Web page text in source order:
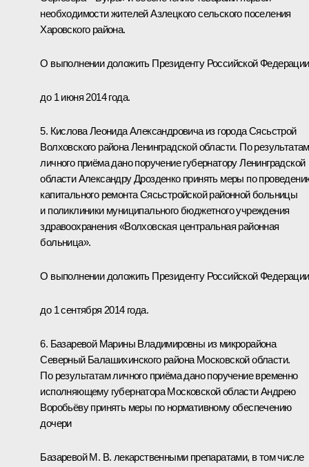
необходимости жителей Азлецкого сельского поселения
Харовского района.
О выполнении доложить Президенту Российской Федерации
до 1 июня 2014 года.
5. Кислова Леонида Александровича из города Сясьстрой
Волховского района Ленинградской области. По результатам
личного приёма дано поручение губернатору Ленинградской
области Александру Дрозденко принять меры по
капитального ремонта Сясьстройской районной больницы
и поликлиники муниципального бюджетного учреждения
здравоохранения «Волховская центральная районная
больница».
О выполнении доложить Президенту Российской Федерации
до 1 сентября 2014 года.
6. Базаревой Марины Владимировны из микрорайона
Северный Балашихинского района Московской области.
По результатам личного приёма дано поручение временно
исполняющему губернатора Московской области Андрею
Воробьёву принять меры по нормативному обеспечению
дочери
Базаревой М. В. лекарственными препаратами, в том числе